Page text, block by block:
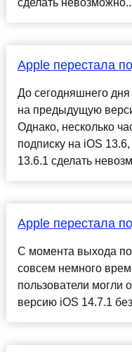
сделать
Apple перестала
До сегодняшнего дня
на предыдущую
Однако, несколько
подписку на iOS
13.6.1 сделать
Apple перестала
С момента выхода
совсем немного
пользователи могли
версию iOS 14.7.1